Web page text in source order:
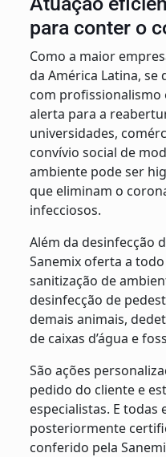
para conter o
Como a maior
da América Latina,
com profissionalismo
alerta para a
universidades,
convívio social de
ambiente pode ser
que eliminam o
infecciosos.
Além da desinfecção
Sanemix oferta a
sanitização de
desinfecção de
demais animais,
de caixas d’água e
São ações
pedido do cliente e
especialistas. E todas
posteriormente
conferido pela